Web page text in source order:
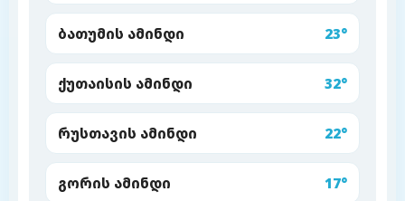
ბათუმის ამინდი 23°
ქუთაისის ამინდი 32°
რუსთავის ამინდი 22°
გორის ამინდი 17°